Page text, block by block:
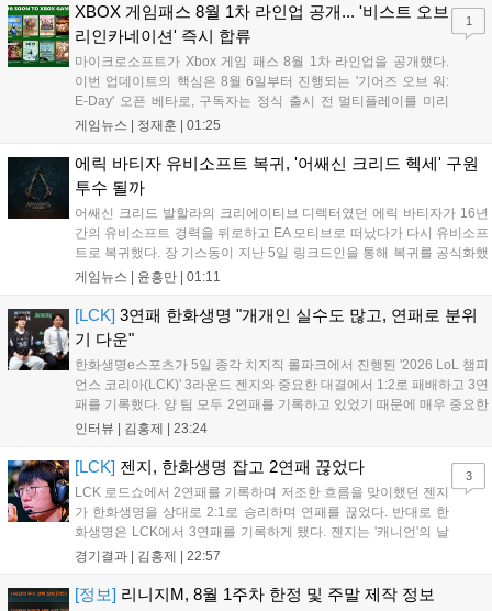
되지 않았으며, 향후 제작진의 공식 발표를 통해 세부 사항이 공개될 예
정이다....
XBOX 게임패스 8월 1차 라인업 공개... '비스트 오브
리인카네이션' 즉시 합류
마이크로소프트가 Xbox 게임 패스 8월 1차 라인업을 공개했다.
이번 업데이트의 핵심은 8월 6일부터 진행되는 '기어즈 오브 워:
E-Day' 오픈 베타로, 구독자는 정식 출시 전 멀티플레이를 미리
체험할 수 있다. 또한 '비스트 오브 리인카네이션' 등 신작들이 출
차적으로 합류한다. 마이크로소프트는 게임 패스를 통해 최신 퍼
스트파티 타이틀과 다양한 장르의 게임을 콘솔, PC, 클라우드 환
경에서 폭넓게 제공하며 생태계를 확장할 계획이다....
게임뉴스 | 정재훈 01:25
1
에릭 바티자 유비소프트 복귀, '어쌔신 크리드 헥세' 구원
투수 될까
어쌔신 크리드 발할라의 크리에이티브 디렉터였던 에릭 바티자가 16년
간의 유비소프트 경력을 뒤로하고 EA 모티브로 떠났다가 다시 유비소프
트로 복귀했다. 장 기스동이 지난 5일 링크드인을 통해 복귀를 공식화했
으며, 구체적인 담당 업무는 미정이나 최근 디렉터가 퇴사한 어쌔신 크
기를 이끈 그의 복귀가 개발 난항을 겪는 헥세에 어떤 활력을 불어넣을
지 업계의 이목이 쏠리고 있다....
게임뉴스 | 윤홍만 01:11
[LCK] 3연패 한화생명 "개개인 실수도 많고, 연패로 분위
기 다운"
한화생명e스포츠가 5일 종각 치지직 롤파크에서 진행된 '2026 LoL 챔피
언스 코리아(LCK)' 3라운드 젠지와 중요한 대결에서 1:2로 패배하고 3연
패를 기록했다. 양 팀 모두 2연패를 기록하고 있었기 때문에 매우 중요한
경기였는데, 연패를 탈출하고 웃은 팀은 젠지였다. 한화생명e스포츠 윤
인터뷰 | 김홍제 23:24
[LCK] 젠지, 한화생명 잡고 2연패 끊었다
LCK 로드쇼에서 2연패를 기록하며 저조한 흐름을 맞이했던 젠지
가 한화생명을 상대로 2:1로 승리하며 연패를 끊었다. 반대로 한
화생명은 LCK에서 3연패를 기록하게 됐다. 젠지는 '캐니언'의 날
카로운 갱킹으로 '제우스'의 럼블을 상대로 점멸까지 빼내고 킬을
따냈고, 바텀 원딜끼리 1:1 교전...
경기결과 | 김홍제 22:57
3
[정보] 리니지M, 8월 1주차 한정 및 주말 제작 정보